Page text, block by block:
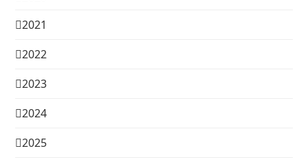
2021
2022
2023
2024
2025